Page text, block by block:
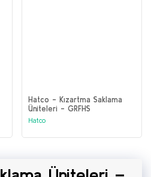
Hatco - Kızartma Saklama
Üniteleri - GRFHS
Hatco